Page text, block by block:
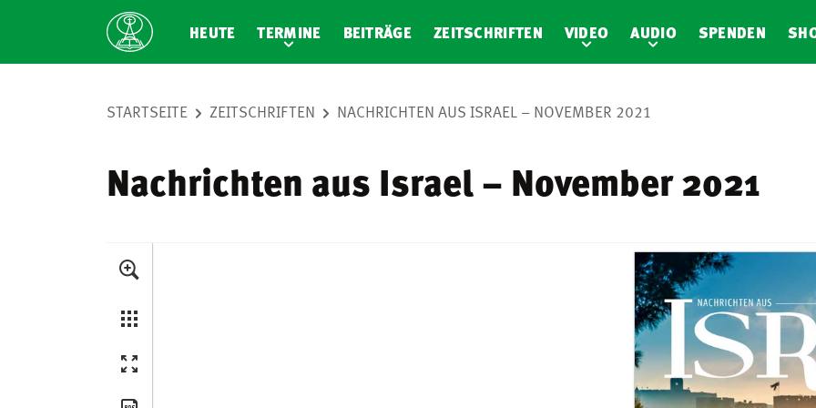
HEUTE TERMINE BEITRÄGE ZEITSCHRIFTEN VIDEO AUDIO SPENDEN
STARTSEITE ZEITSCHRIFTEN NACHRICHTEN AUS ISRAEL – NOVEMBER 2021
Nachrichten aus Israel – November 2021